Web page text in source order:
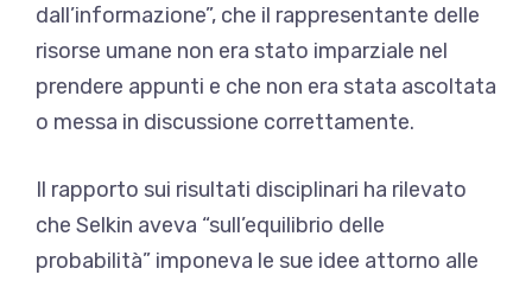
dall’informazione”, che il rappresentante delle
risorse umane non era stato imparziale nel
prendere appunti e che non era stata ascoltata
o messa in discussione correttamente.
Il rapporto sui risultati disciplinari ha rilevato
che Selkin aveva “sull’equilibrio delle
probabilità” imponeva le sue idee attorno alle